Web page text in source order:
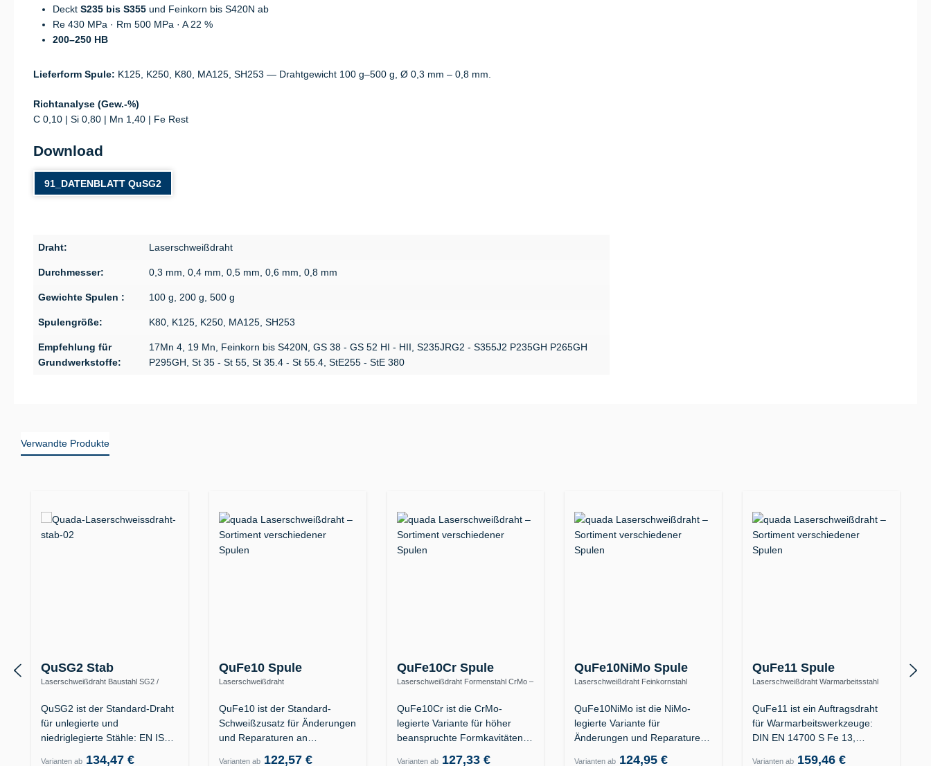
Deckt S235 bis S355 und Feinkorn bis S420N ab
Re 430 MPa · Rm 500 MPa · A 22 %
200–250 HB
Lieferform Spule: K125, K250, K80, MA125, SH253 — Drahtgewicht 100 g–500 g, Ø 0,3 mm – 0,8 mm.
Richtanalyse (Gew.-%)
C 0,10 | Si 0,80 | Mn 1,40 | Fe Rest
Download
91_DATENBLATT QuSG2
Draht: Laserschweißdraht
Durchmesser: 0,3 mm, 0,4 mm, 0,5 mm, 0,6 mm, 0,8 mm
Gewichte Spulen : 100 g, 200 g, 500 g
Spulengröße: K80, K125, K250, MA125, SH253
Empfehlung für
Grundwerkstoffe:
17Mn 4, 19 Mn, Feinkorn bis S420N, GS 38 - GS 52 HI - HII, S235JRG2 - S355J2 P235GH P265GH
P295GH, St 35 - St 55, St 35.4 - St 55.4, StE255 - StE 380
Verwandte Produkte
QuSG2 Stab
Laserschweißdraht Baustahl SG2 /
QuSG2 ist der Standard-Draht
für unlegierte und
niedriglegierte Stähle: EN ISO
Varianten ab 134,47 €
QuFe10 Spule
Laserschweißdraht
QuFe10 ist der Standard-
Schweißzusatz für Änderungen
und Reparaturen an
Varianten ab122,57 €
QuFe10Cr Spule
Laserschweißdraht Formenstahl CrMo –
QuFe10Cr ist die CrMo-
legierte Variante für höher
beanspruchte Formkavitäten
Varianten ab127,33 €
QuFe10NiMo Spule
Laserschweißdraht Feinkornstahl
QuFe10NiMo ist die NiMo-
legierte Variante für
Änderungen und Reparaturen
Varianten ab 124,95 €
QuFe11 Spule
Laserschweißdraht Warmarbeitsstahl
QuFe11 ist ein Auftragsdraht
für Warmarbeitswerkzeuge:
DIN EN 14700 S Fe 13,…
Varianten ab 159,46 €